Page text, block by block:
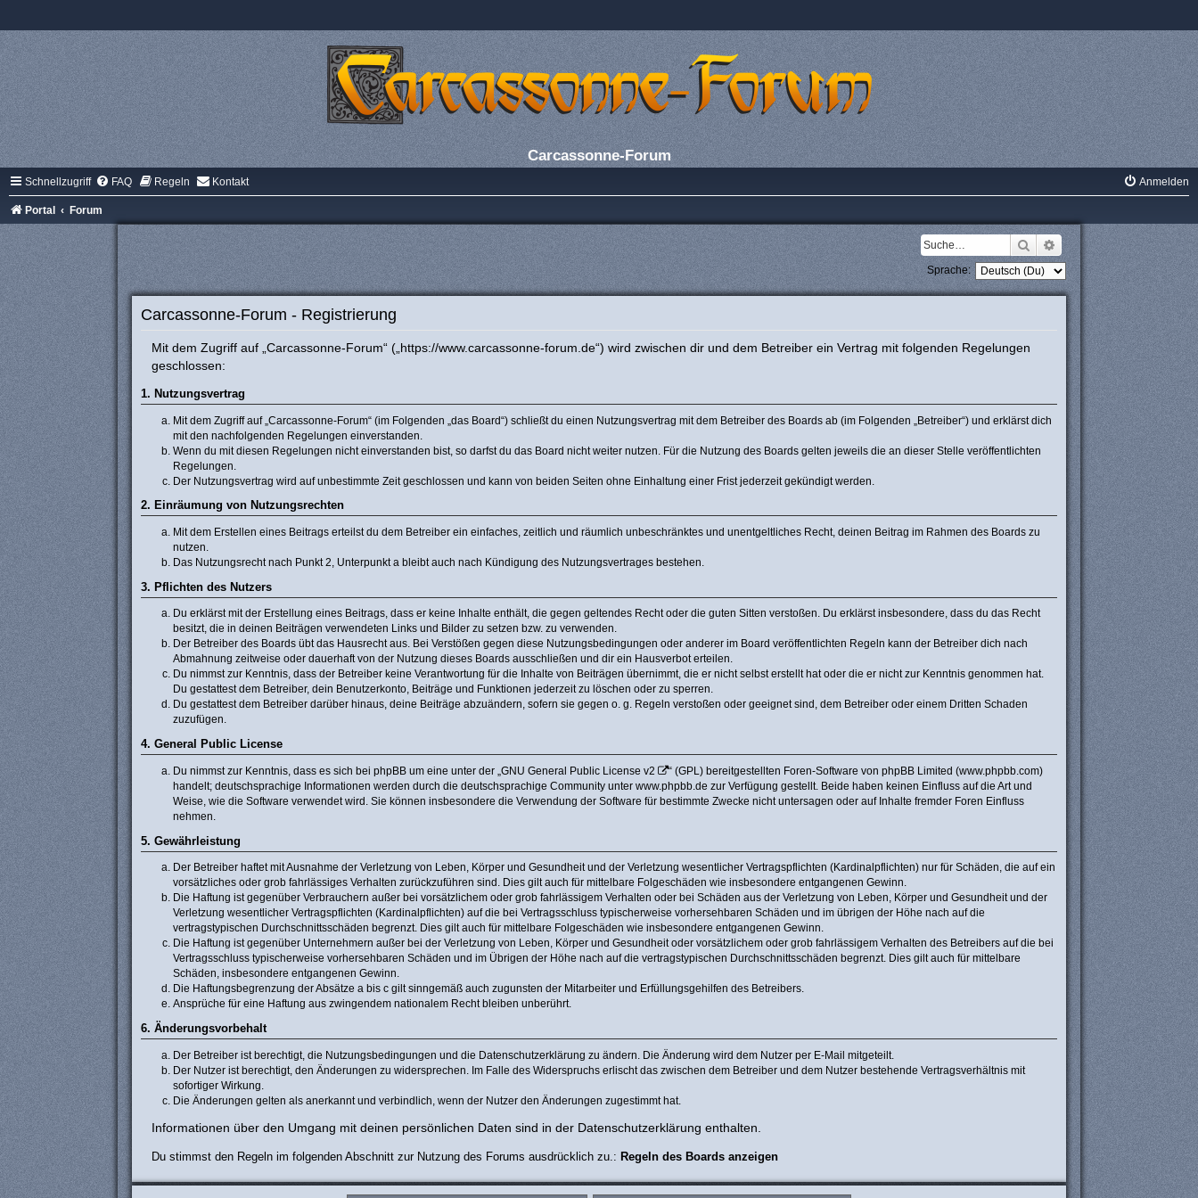
Carcassonne-Forum
Schnellzugriff FAQ Regeln Kontakt Anmelden
Portal Forum
Suche Erweiterte Suche
Sprache:
Carcassonne-Forum - Registrierung
Mit dem Zugriff auf „Carcassonne-Forum“ („https://www.carcassonne-forum.de“) wird zwischen dir und dem Betreiber ein Vertrag mit folgenden Regelungen
geschlossen:
1. Nutzungsvertrag
Mit dem Zugriff auf „Carcassonne-Forum“ (im Folgenden „das Board“) schließt du einen Nutzungsvertrag mit dem Betreiber des Boards ab (im Folgenden „Betreiber“) und erklärst dich
mit den nachfolgenden Regelungen einverstanden.
Wenn du mit diesen Regelungen nicht einverstanden bist, so darfst du das Board nicht weiter nutzen. Für die Nutzung des Boards gelten jeweils die an dieser Stelle veröffentlichten
Regelungen.
Der Nutzungsvertrag wird auf unbestimmte Zeit geschlossen und kann von beiden Seiten ohne Einhaltung einer Frist jederzeit gekündigt werden.
2. Einräumung von Nutzungsrechten
Mit dem Erstellen eines Beitrags erteilst du dem Betreiber ein einfaches, zeitlich und räumlich unbeschränktes und unentgeltliches Recht, deinen Beitrag im Rahmen des Boards zu
nutzen.
Das Nutzungsrecht nach Punkt 2, Unterpunkt a bleibt auch nach Kündigung des Nutzungsvertrages bestehen.
3. Pflichten des Nutzers
Du erklärst mit der Erstellung eines Beitrags, dass er keine Inhalte enthält, die gegen geltendes Recht oder die guten Sitten verstoßen. Du erklärst insbesondere, dass du das Recht
besitzt, die in deinen Beiträgen verwendeten Links und Bilder zu setzen bzw. zu verwenden.
Der Betreiber des Boards übt das Hausrecht aus. Bei Verstößen gegen diese Nutzungsbedingungen oder anderer im Board veröffentlichten Regeln kann der Betreiber dich nach
Abmahnung zeitweise oder dauerhaft von der Nutzung dieses Boards ausschließen und dir ein Hausverbot erteilen.
Du nimmst zur Kenntnis, dass der Betreiber keine Verantwortung für die Inhalte von Beiträgen übernimmt, die er nicht selbst erstellt hat oder die er nicht zur Kenntnis genommen hat.
Du gestattest dem Betreiber, dein Benutzerkonto, Beiträge und Funktionen jederzeit zu löschen oder zu sperren.
Du gestattest dem Betreiber darüber hinaus, deine Beiträge abzuändern, sofern sie gegen o. g. Regeln verstoßen oder geeignet sind, dem Betreiber oder einem Dritten Schaden
zuzufügen.
4. General Public License
Du nimmst zur Kenntnis, dass es sich bei phpBB um eine unter der „ GNU General Public License v2
“ (GPL) bereitgestellten Foren-Software von phpBB Limited (www.phpbb.com)
handelt; deutschsprachige Informationen werden durch die deutschsprachige Community unter www.phpbb.de zur Verfügung gestellt. Beide haben keinen Einfluss auf die Art und
Weise, wie die Software verwendet wird. Sie können insbesondere die Verwendung der Software für bestimmte Zwecke nicht untersagen oder auf Inhalte fremder Foren Einfluss
nehmen.
5. Gewährleistung
Der Betreiber haftet mit Ausnahme der Verletzung von Leben, Körper und Gesundheit und der Verletzung wesentlicher Vertragspflichten (Kardinalpflichten) nur für Schäden, die auf ein
vorsätzliches oder grob fahrlässiges Verhalten zurückzuführen sind. Dies gilt auch für mittelbare Folgeschäden wie insbesondere entgangenen Gewinn.
Die Haftung ist gegenüber Verbrauchern außer bei vorsätzlichem oder grob fahrlässigem Verhalten oder bei Schäden aus der Verletzung von Leben, Körper und Gesundheit und der
Verletzung wesentlicher Vertragspflichten (Kardinalpflichten) auf die bei Vertragsschluss typischerweise vorhersehbaren Schäden und im übrigen der Höhe nach auf die
vertragstypischen Durchschnittsschäden begrenzt. Dies gilt auch für mittelbare Folgeschäden wie insbesondere entgangenen Gewinn.
Die Haftung ist gegenüber Unternehmern außer bei der Verletzung von Leben, Körper und Gesundheit oder vorsätzlichem oder grob fahrlässigem Verhalten des Betreibers auf die bei
Vertragsschluss typischerweise vorhersehbaren Schäden und im Übrigen der Höhe nach auf die vertragstypischen Durchschnittsschäden begrenzt. Dies gilt auch für mittelbare
Schäden, insbesondere entgangenen Gewinn.
Die Haftungsbegrenzung der Absätze a bis c gilt sinngemäß auch zugunsten der Mitarbeiter und Erfüllungsgehilfen des Betreibers.
Ansprüche für eine Haftung aus zwingendem nationalem Recht bleiben unberührt.
6. Änderungsvorbehalt
Der Betreiber ist berechtigt, die Nutzungsbedingungen und die Datenschutzerklärung zu ändern. Die Änderung wird dem Nutzer per E-Mail mitgeteilt.
Der Nutzer ist berechtigt, den Änderungen zu widersprechen. Im Falle des Widerspruchs erlischt das zwischen dem Betreiber und dem Nutzer bestehende Vertragsverhältnis mit
sofortiger Wirkung.
Die Änderungen gelten als anerkannt und verbindlich, wenn der Nutzer den Änderungen zugestimmt hat.
Informationen über den Umgang mit deinen persönlichen Daten sind in der Datenschutzerklärung enthalten.
Du stimmst den Regeln im folgenden Abschnitt zur Nutzung des Forums ausdrücklich zu.: Regeln des Boards anzeigen